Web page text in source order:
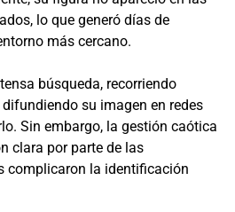
lo que generó días de
más cercano.
búsqueda, recorriendo
su imagen en redes
Sin embargo, la gestión caótica
clara por parte de las
complicaron la identificación